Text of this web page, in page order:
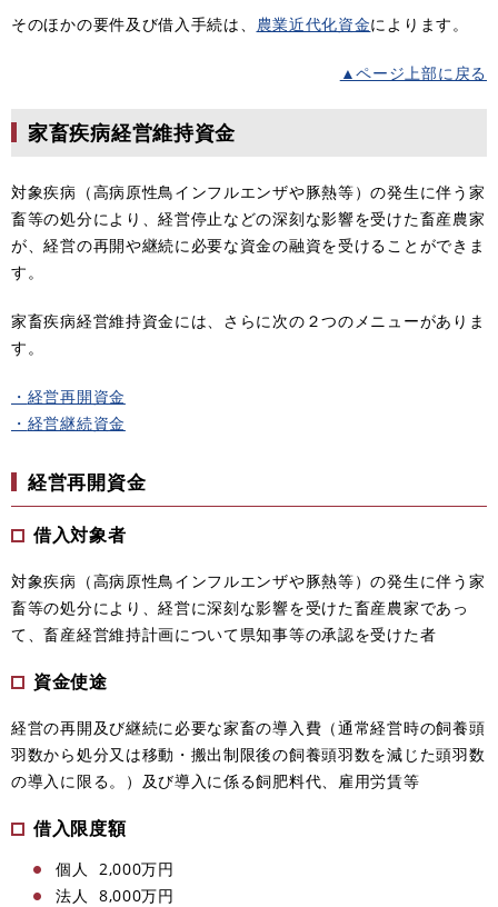
そのほかの要件及び借入手続は、 農業近代化資金によります。
▲ページ上部に戻る
家畜疾病経営維持資金
対象疾病（高病原性鳥インフルエンザや豚熱等）の発生に伴う家
畜等の処分により、経営停止などの深刻な影響を受けた畜産農家
が、経営の再開や継続に必要な資金の融資を受けることができま
す。
家畜疾病経営維持資金には、さらに次の２つのメニューがありま
す。
・ 経営再開資金
・ 経営継続資金
経営再開資金
借入対象者
対象疾病（高病原性鳥インフルエンザや豚熱等）の発生に伴う家
畜等の処分により、経営に深刻な影響を受けた畜産農家であっ
て、畜産経営維持計画について県知事等の承認を受けた者
資金使途
経営の再開及び継続に必要な家畜の導入費（通常経営時の飼養頭
羽数から処分又は移動・搬出制限後の飼養頭羽数を減じた頭羽数
の導入に限る。）及び導入に係る飼肥料代、雇用労賃等
借入限度額
個人 2,000万円
法人 8,000万円